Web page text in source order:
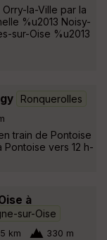
la-Ville par la
%u2013 Noisy-
sur-Oise %u2013
Ronquerolles
train de Pontoise
Pontoise vers 12 h-
à
sur-Oise
km 330 m